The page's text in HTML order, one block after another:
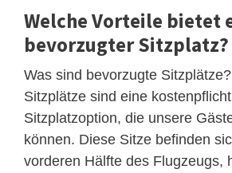
Welche Vorteile bietet
bevorzugter Sitzplatz?
Was sind bevorzugte
Sitzplätze sind eine
Sitzplatzoption, die unsere
können. Diese Sitze befinden
vorderen Hälfte des Flugzeugs,